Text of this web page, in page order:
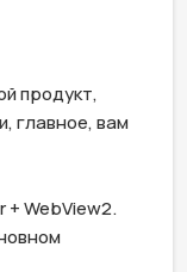
продукт,
главное, вам
+ WebView2.